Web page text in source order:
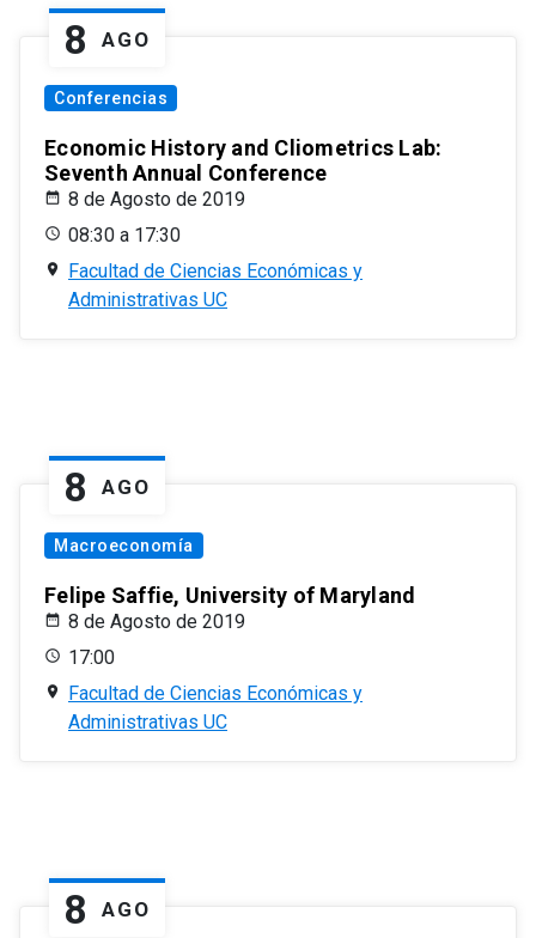
8 AGO
Conferencias
Economic History and Cliometrics Lab:
Seventh Annual Conference
8 de Agosto de 2019
08:30 a 17:30
Facultad de Ciencias Económicas y
Administrativas UC
8 AGO
Macroeconomía
Felipe Saffie, University of Maryland
8 de Agosto de 2019
17:00
Facultad de Ciencias Económicas y
Administrativas UC
8 AGO